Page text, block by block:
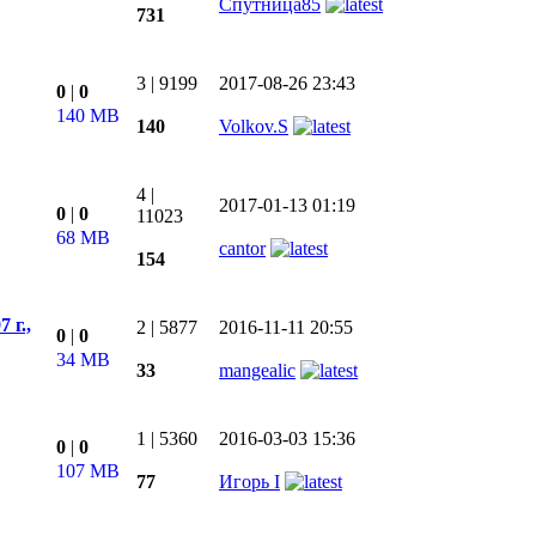
731
Спутница85
0 | 0
140 MB
3 | 9199
140
2017-08-26 23:43
Volkov.S
0 | 0
68 MB
4 |
11023
154
2017-01-13 01:19
cantor
г.,
0 | 0
34 MB
2 | 5877
33
2016-11-11 20:55
mangealic
0 | 0
107 MB
1 | 5360
77
2016-03-03 15:36
Игорь I